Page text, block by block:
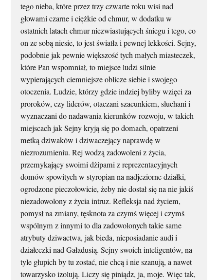
tego nieba, które przez trzy czwarte roku wisi nad
głowami czarne i ciężkie od chmur, w dodatku w
ostatnich latach chmur niezwiastujących śniegu i tego, co
on ze sobą niesie, to jest światła i pewnej lekkości. Sejny,
podobnie jak pewnie większość tych małych miasteczek,
które Pan wspomniał, to miejsce ludzi silnie
wypierających ciemniejsze oblicze siebie i swojego
otoczenia. Ludzie, którzy gdzie indziej byliby wzięci za
proroków, czy liderów, otaczani szacunkiem, słuchani i
wyznaczani do nadawania kierunków rozwoju, w takich
miejscach jak Sejny kryją się po domach, opatrzeni
metką dziwaków i dziwaczejący naprawdę w
niezrozumieniu. Rej wodzą zadowoleni z życia,
przemykający swoimi dżipami z reprezentacyjnych
domów spowitych w styropian na nadjeziorne działki,
ogrodzone pieczołowicie, żeby nie dostał się na nie jakiś
niezadowolony z życia intruz. Refleksja nad życiem,
pomysł na zmiany, tęsknota za czymś więcej i czymś
wspólnym z innymi to dla zadowolonych takie same
atrybuty dziwactwa, jak bieda, nieposiadanie audi i
działeczki nad Gaładusią. Sejny swoich inteligentów, na
tyle głupich by tu zostać, nie chcą i nie szanują, a nawet
towarzysko izolują. Liczy się piniądz, ja, moje. Więc tak,